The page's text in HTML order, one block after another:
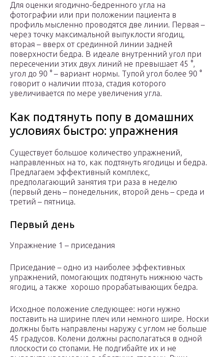
Для оценки ягодично-бедренного угла на
фотографии или при положении пациента в
профиль мысленно проводятся две линии. Первая –
через точку максимальной выпуклости ягодиц,
вторая – вверх от срединной линии задней
поверхности бедра. В идеале внутренний угол при
пересечении этих двух линий не превышает 45 °,
угол до 90 ° – вариант нормы. Тупой угол более 90 °
говорит о наличии птоза, стадия которого
увеличивается по мере увеличения угла.
Как подтянуть попу в домашних
условиях быстро: упражнения
Существует большое количество упражнений,
направленных на то, как подтянуть ягодицы и бедра.
Предлагаем эффективный комплекс,
предполагающий занятия три раза в неделю
(первый день – понедельник, второй день – среда и
третий – пятница.
Первый день
Упражнение 1 – приседания
Приседание – одно из наиболее эффективных
упражнений, помогающих подтянуть нижнюю часть
ягодиц, а также хорошо прорабатывающих бедра.
Исходное положение следующее: ноги нужно
поставить на ширине плеч или немного шире. Носки
должны быть направлены наружу с углом не больше
45 градусов. Колени должны располагаться в одной
плоскости со стопами. Не подгибайте их и не